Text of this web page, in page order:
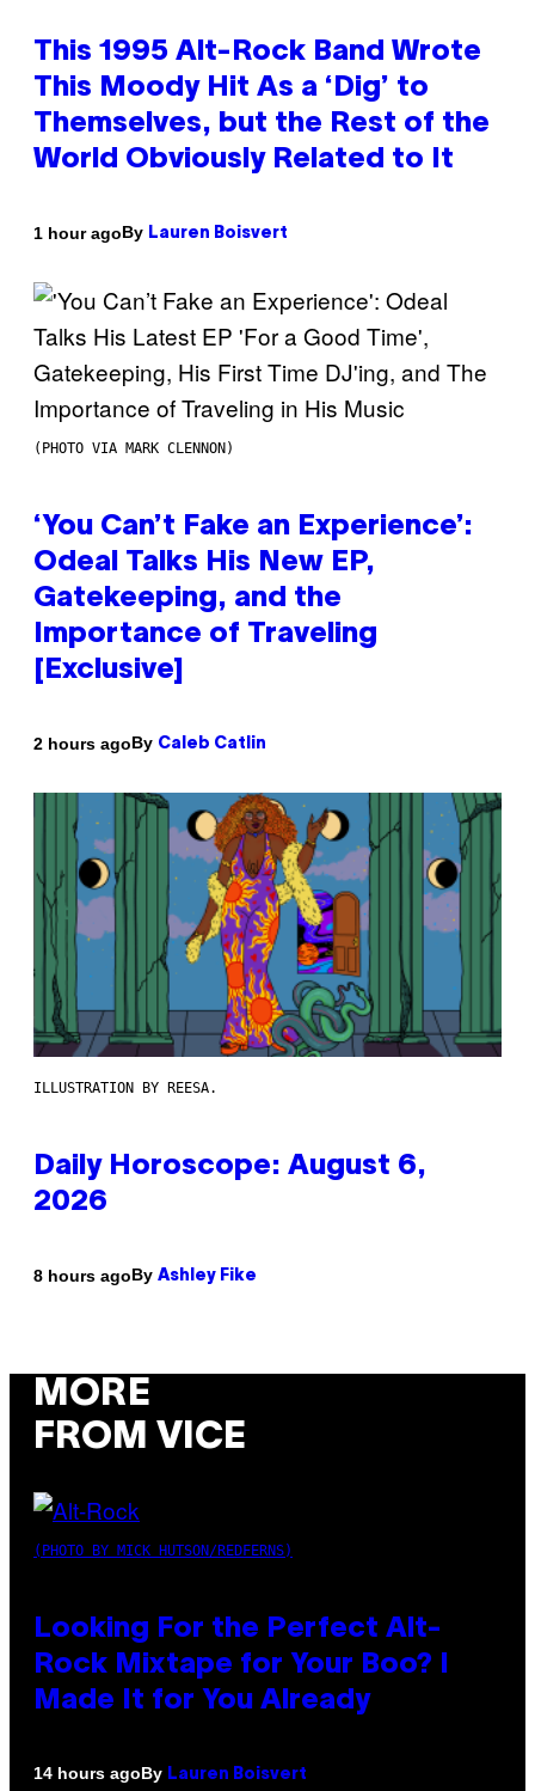
This 1995 Alt-Rock Band Wrote
This Moody Hit As a ‘Dig’ to
Themselves, but the Rest of the
World Obviously Related to It
1 hour agoBy Lauren Boisvert
(PHOTO VIA MARK CLENNON)
‘You Can’t Fake an Experience’:
Odeal Talks His New EP,
Gatekeeping, and the
Importance of Traveling
[Exclusive]
2 hours agoBy Caleb Catlin
ILLUSTRATION BY REESA.
Daily Horoscope: August 6,
2026
8 hours agoBy Ashley Fike
MORE
FROM VICE
(PHOTO BY MICK HUTSON/REDFERNS)
Looking For the Perfect Alt-
Rock Mixtape for Your Boo? I
Made It for You Already
14 hours agoBy Lauren Boisvert